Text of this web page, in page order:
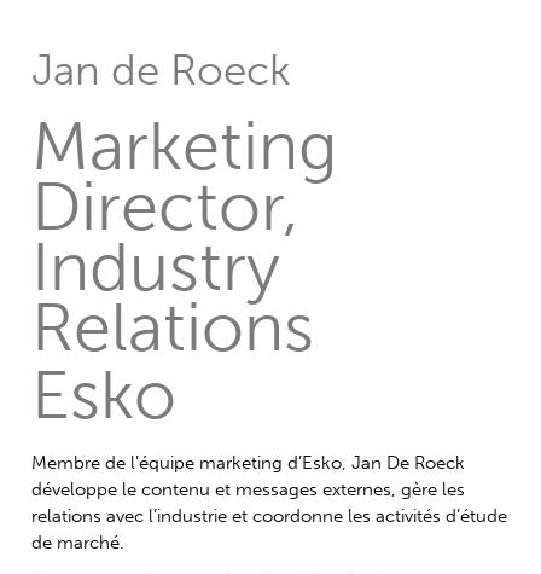
Jan de Roeck
Marketing
Director,
Industry
Relations
Esko
Membre de l’équipe marketing d’Esko, Jan De Roeck
développe le contenu et messages externes, gère les
relations avec l’industrie et coordonne les activités d’étude
de marché.